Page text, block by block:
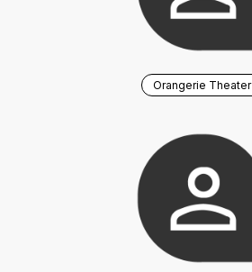
Orangerie Theater